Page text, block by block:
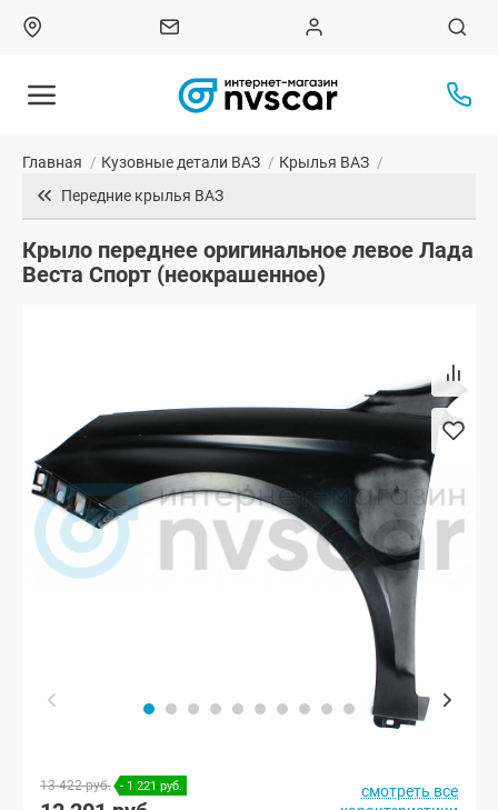
Главная / Кузовные детали ВАЗ / Крылья ВАЗ /
Передние крылья ВАЗ
Крыло переднее оригинальное левое Лада
Веста Спорт (неокрашенное)
13 422 руб. - 1 221 руб.
смотреть все